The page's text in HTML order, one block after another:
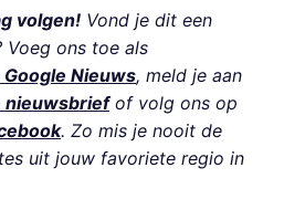
volgen! Vond je dit een
Voeg ons toe als
Nieuws, meld je aan
nieuwsbriefof volg ons op
. Zo mis je nooit de
uit jouw favoriete regio in